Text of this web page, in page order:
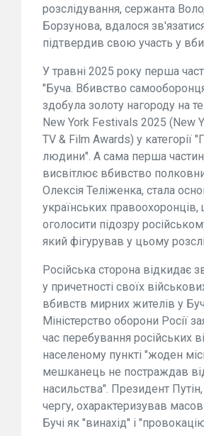
розслідування, сержанта
Борзунова, вдалося
підтвердив свою участь у
У травні 2025 року перша
"Буча. Вбивство
здобула золоту нагороду на
New York Festivals 2025 (New
TV & Film Awards) у категорії
людини". А сама перша
висвітлює вбивство
Олексія Теліженка, стала
українських правоохоронців,
оголосити підозру
який фігурував у цьому
Російська сторона відкидає
у причетності своїх
вбивств мирних жителів у
Міністерство оборони Росії
час перебування російських
населеному пункті "жоден
мешканець не постраждав
насильства". Президент
чергу, охарактеризував
Бучі як "винахід" і